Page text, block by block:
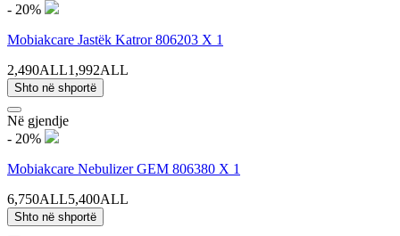
- 20%
Mobiakcare Jastëk Katror 806203 X 1
2,490ALL1,992ALL
Shto në shportë
Në gjendje
- 20%
Mobiakcare Nebulizer GEM 806380 X 1
6,750ALL5,400ALL
Shto në shportë